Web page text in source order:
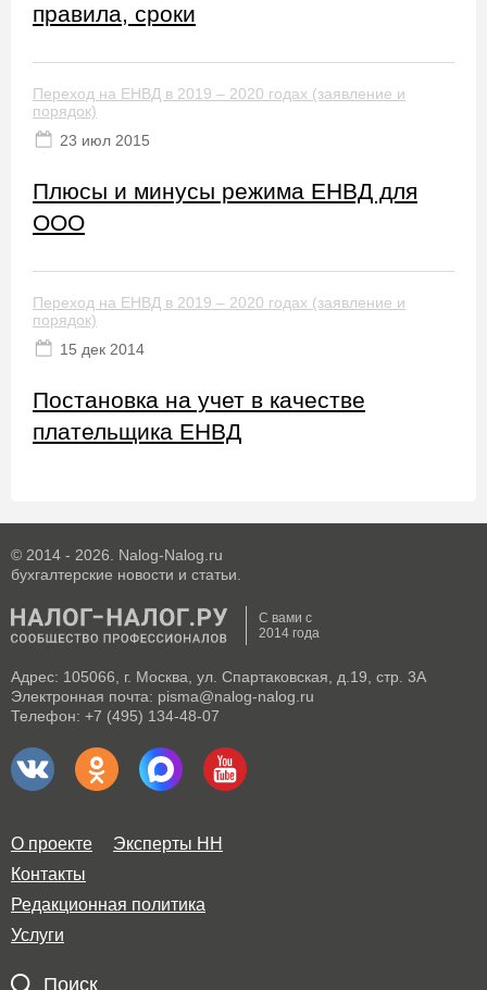
правила, сроки
Переход на ЕНВД в 2019 – 2020 годах (заявление и
порядок)
23 июл 2015
Плюсы и минусы режима ЕНВД для
ООО
Переход на ЕНВД в 2019 – 2020 годах (заявление и
порядок)
15 дек 2014
Постановка на учет в качестве
плательщика ЕНВД
© 2014 - 2026. Nalog-Nalog.ru
бухгалтерские новости и статьи.
С вами с
2014 года
Адрес: 105066, г. Москва, ул. Спартаковская, д.19, стр. 3А
Электронная почта: pisma@nalog-nalog.ru
Телефон: +7 (495) 134-48-07
О проекте
Эксперты НН
Контакты
Редакционная политика
Услуги
Поиск